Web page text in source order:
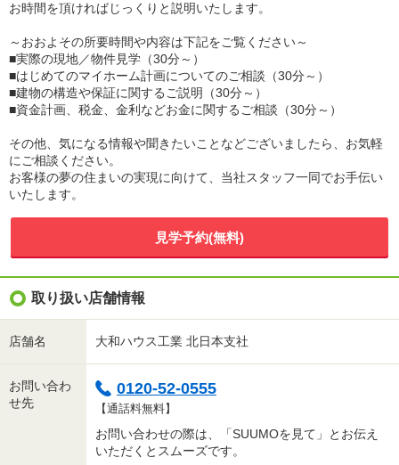
お時間を頂ければじっくりと説明いたします。
～おおよその所要時間や内容は下記をご覧ください～
■実際の現地／物件見学（30分～）
■はじめてのマイホーム計画についてのご相談（30分～）
■建物の構造や保証に関するご説明（30分～）
■資金計画、税金、金利などお金に関するご相談（30分～）
その他、気になる情報や聞きたいことなどございましたら、お気軽
にご相談ください。
お客様の夢の住まいの実現に向けて、当社スタッフ一同でお手伝い
いたします。
見学予約(無料)
取り扱い店舗情報
店舗名 大和ハウス工業 北日本支社
お問い合わ
せ先
0120-52-0555
【通話料無料】
お問い合わせの際は、「SUUMOを見て」とお伝え
いただくとスムーズです。